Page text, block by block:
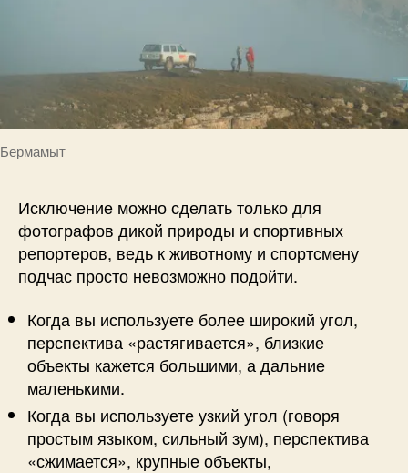
Бермамыт
Исключение можно сделать только для
фотографов дикой природы и спортивных
репортеров, ведь к животному и спортсмену
подчас просто невозможно подойти.
Когда вы используете более широкий угол,
перспектива «растягивается», близкие
объекты кажется большими, а дальние
маленькими.
Когда вы используете узкий угол (говоря
простым языком, сильный зум), перспектива
«сжимается», крупные объекты,